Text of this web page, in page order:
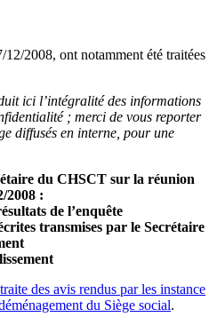
2008, ont notamment été traitées
ici l’intégralité des informations
; merci de vous reporter
diffusés en interne, pour une
du CHSCT sur la réunion
2008 :
de l’enquête
transmises par le Secrétaire
des avis rendus par les instance
du Siège social.